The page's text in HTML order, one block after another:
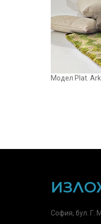
Mодел Plat.
София, бул. Г.